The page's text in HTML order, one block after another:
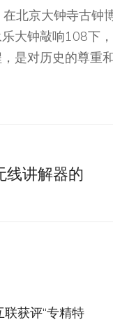
京大钟寺古钟
大钟敲响108下
是对历史的尊重
讲解器的
获评“专精特